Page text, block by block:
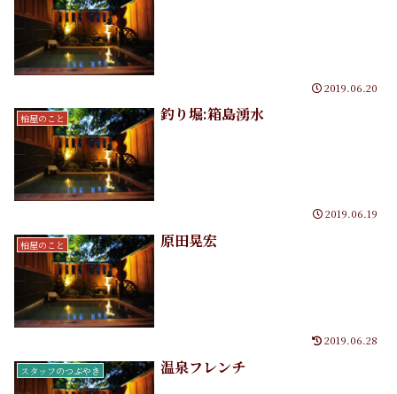
2019.06.20
柏屋のこと 釣り堀:箱島湧水
2019.06.19
柏屋のこと 原田晃宏
2019.06.28
スタッフのつぶやき 温泉フレンチ